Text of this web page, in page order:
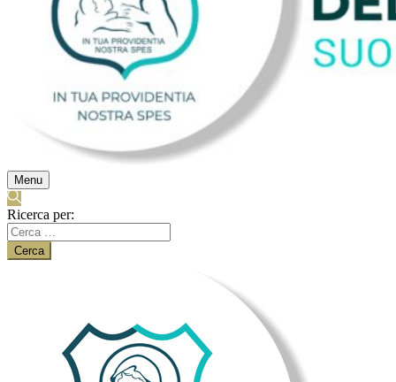
Menu
Ricerca per: